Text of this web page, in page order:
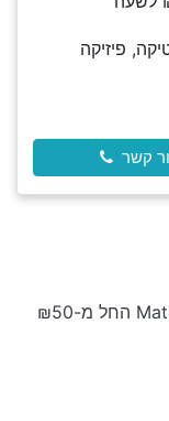
פיזיקה
קשר
כאן באתר go100 תוכלו למצוא הכנה Matlab החל מ-₪50